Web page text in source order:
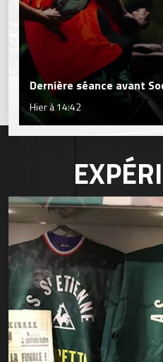
Dernière séance avant
Hier à 14:42